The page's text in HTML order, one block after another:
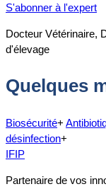
S'abonner à l'expert
Docteur Vétérinaire,
d'élevage
Quelques
Biosécurité+
désinfection+
IFIP
Partenaire de vos